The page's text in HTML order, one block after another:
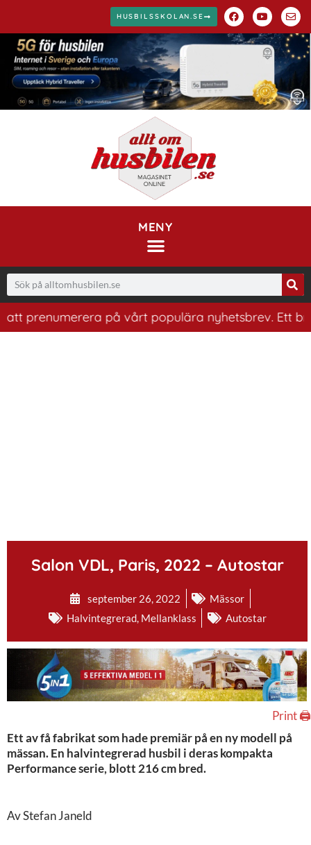
HUSBILSSKOLAN.SE
MENY
på vårt populära nyhetsbrev. Ett bra
Salon VDL, Paris, 2022 – Autostar
september 26, 2022
Mässor
Halvintegrerad, Mellanklass Autostar
Print 🖨
Ett av få fabrikat som hade premiär på en ny modell på
mässan. En halvintegrerad husbil i deras kompakta
Performance serie, blott 216 cm bred.
Av Stefan Janeld